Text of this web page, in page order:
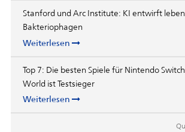
Stanford und Arc Institute: KI entwirft
Bakteriophagen
Weiterlesen
Top 7: Die besten Spiele für Nintendo
World ist Testsieger
Weiterlesen